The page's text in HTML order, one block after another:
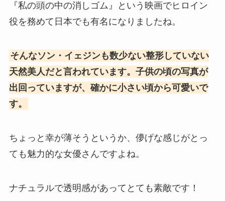
『私の頭の中の消しゴム』という映画でヒロイン
役を務めて日本でも有名になりましたね。
そんなソン・イェジンも数少ない整形していない
天然美人だと言われています。子供の頃の写真が
出回っていますが、確かに小さい頃から可愛いで
す。
ちょっと幸が薄そうというか、儚げな感じがとっ
ても魅力的な女優さんですよね。
ナチュラルで透明感があってとても素敵です！